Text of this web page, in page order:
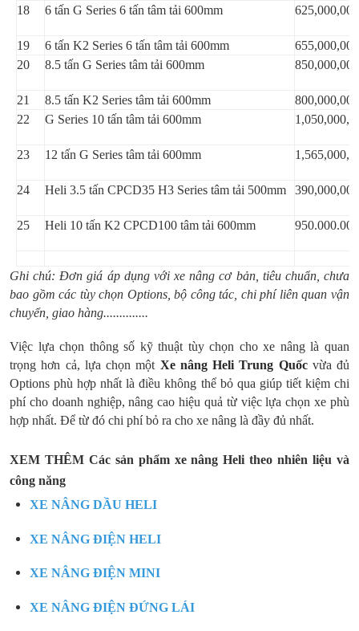
18
6 tấn G Series 6 tấn tâm tải 600mm
19 6 tấn K2 Series 6 tấn tâm tải 600mm
20
8.5 tấn G Series tâm tải 600mm
21 8.5 tấn K2 Series tâm tải 600mm
22
G Series 10 tấn tâm tải 600mm
23 12 tấn G Series tâm tải 600mm
24 Heli 3.5 tấn CPCD35 H3 Series tâm tải 500mm
25 Heli 10 tấn K2 CPCD100 tâm tải 600mm
Ghi chú: Đơn giá áp dụng với xe nâng cơ bản, tiêu chuẩn, chưa
bao gồm các tùy chọn Options, bộ công tác, chi phí liên quan vận
chuyển, giao hàng..............
Việc lựa chọn thông số kỹ thuật tùy chọn cho xe nâng là quan
trọng hơn cả, lựa chọn một Xe nâng Heli Trung Quốcvừa đủ
Options phù hợp nhất là điều không thể bỏ qua giúp tiết kiệm chi
phí cho doanh nghiệp, nâng cao hiệu quả từ việc lựa chọn xe phù
hợp nhất. Để từ đó chi phí bỏ ra cho xe nâng là đầy đủ nhất.
XEM THÊM Các sản phẩm xe nâng Heli theo nhiên liệu và
công năng
XE NÂNG DẦU HELI
XE NÂNG ĐIỆN HELI
XE NÂNG ĐIỆN MINI
XE NÂNG ĐIỆN ĐỨNG LÁI